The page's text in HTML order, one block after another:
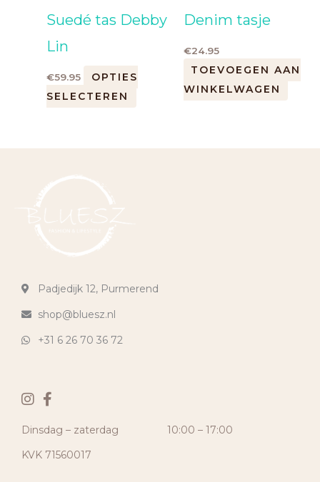
Suedé tas Debby
Lin
€59.95
OPTIES
SELECTEREN
Denim tasje
€24.95
TOEVOEGEN AAN
WINKELWAGEN
Padjedijk 12, Purmerend
shop@bluesz.nl
+31 6 26 70 36 72
Dinsdag – zaterdag
10:00 – 17:00
KVK 71560017